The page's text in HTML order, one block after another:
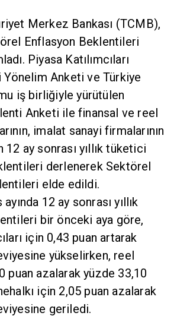
Merkez Bankası (TCMB),
Enflasyon Beklentileri
Piyasa Katılımcıları
Anketi ve Türkiye
iş birliğiyle yürütülen
Anketi ile finansal ve reel
imalat sanayi firmalarının
12 ay sonrası yıllık tüketici
derlenerek Sektörel
elde edildi.
ayında 12 ay sonrası yıllık
bir önceki aya göre,
için 0,43 puan artarak
yükselirken, reel
puan azalarak yüzde 33,10
için 2,05 puan azalarak
geriledi.